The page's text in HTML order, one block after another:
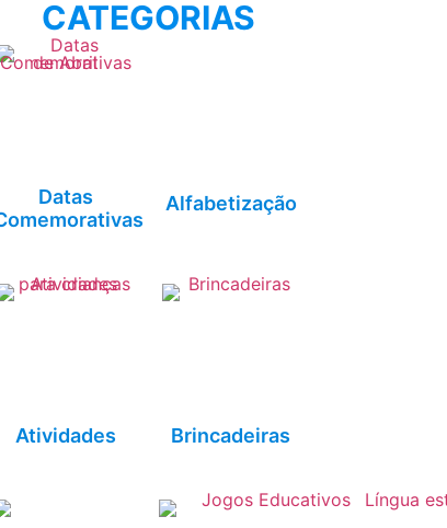
CATEGORIAS
Datas
Alfabetização
Atividades Brincadeiras